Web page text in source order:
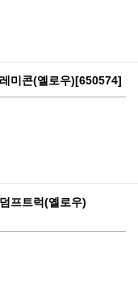
미콘(옐로우)[650574]
프트럭(옐로우)